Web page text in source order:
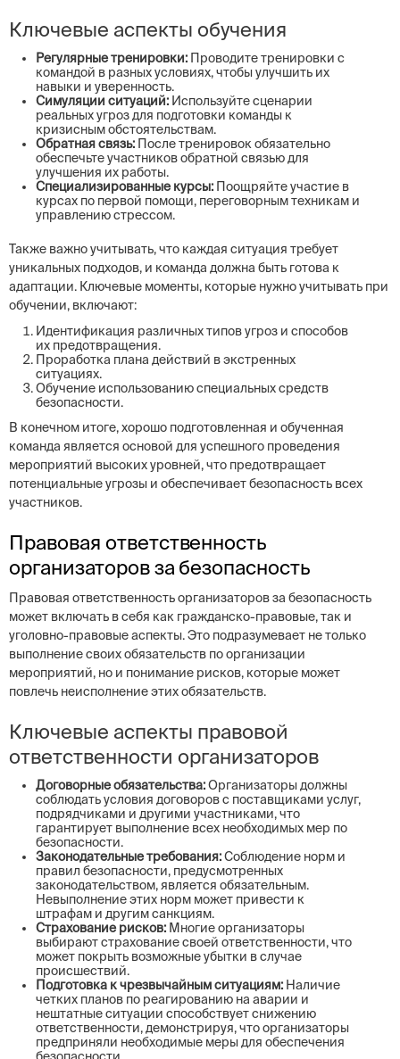
Ключевые аспекты обучения
Регулярные тренировки: Проводите тренировки с
командой в разных условиях, чтобы улучшить их
навыки и уверенность.
Симуляции ситуаций: Используйте сценарии
реальных угроз для подготовки команды к
кризисным обстоятельствам.
Обратная связь: После тренировок обязательно
обеспечьте участников обратной связью для
улучшения их работы.
Специализированные курсы: Поощряйте участие в
курсах по первой помощи, переговорным техникам и
управлению стрессом.
Также важно учитывать, что каждая ситуация требует
уникальных подходов, и команда должна быть готова к
адаптации. Ключевые моменты, которые нужно учитывать при
обучении, включают:
Идентификация различных типов угроз и способов
их предотвращения.
Проработка плана действий в экстренных
ситуациях.
Обучение использованию специальных средств
безопасности.
В конечном итоге, хорошо подготовленная и обученная
команда является основой для успешного проведения
мероприятий высоких уровней, что предотвращает
потенциальные угрозы и обеспечивает безопасность всех
участников.
Правовая ответственность
организаторов за безопасность
Правовая ответственность организаторов за безопасность
может включать в себя как гражданско-правовые, так и
уголовно-правовые аспекты. Это подразумевает не только
выполнение своих обязательств по организации
мероприятий, но и понимание рисков, которые может
повлечь неисполнение этих обязательств.
Ключевые аспекты правовой
ответственности организаторов
Договорные обязательства:Организаторы должны
соблюдать условия договоров с поставщиками услуг,
подрядчиками и другими участниками, что
гарантирует выполнение всех необходимых мер по
безопасности.
Законодательные требования:Соблюдение норм и
правил безопасности, предусмотренных
законодательством, является обязательным.
Невыполнение этих норм может привести к
штрафам и другим санкциям.
Страхование рисков: Многие организаторы
выбирают страхование своей ответственности, что
может покрыть возможные убытки в случае
происшествий.
Подготовка к чрезвычайным ситуациям: Наличие
четких планов по реагированию на аварии и
нештатные ситуации способствует снижению
ответственности, демонстрируя, что организаторы
предприняли необходимые меры для обеспечения